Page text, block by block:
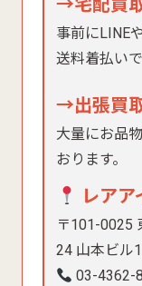
→宅配買
事前にLINE
送料着払い
→出張買
大量にお品
おります。
レア
〒101-0025
24 山本ビル
03-4362-